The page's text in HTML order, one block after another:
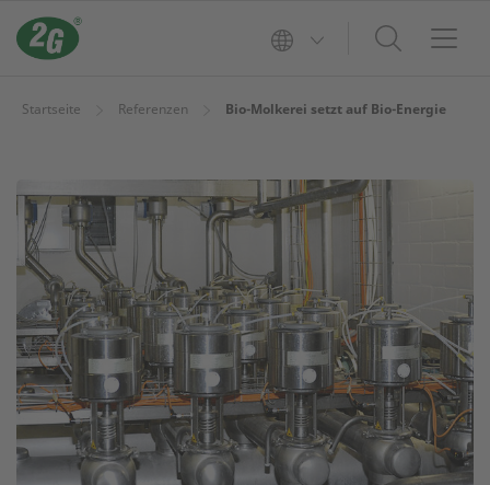
Startseite Referenzen Bio-Molkerei setzt auf Bio-Energie